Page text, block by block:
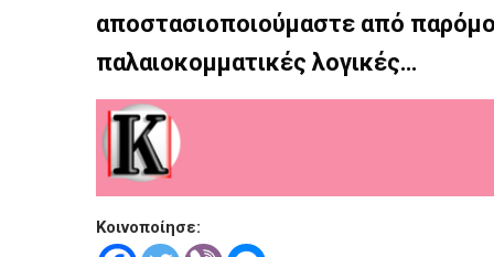
αποστασιοποιούμαστε από
παλαιοκομματικές λογικές…
Κοινοποίησε: